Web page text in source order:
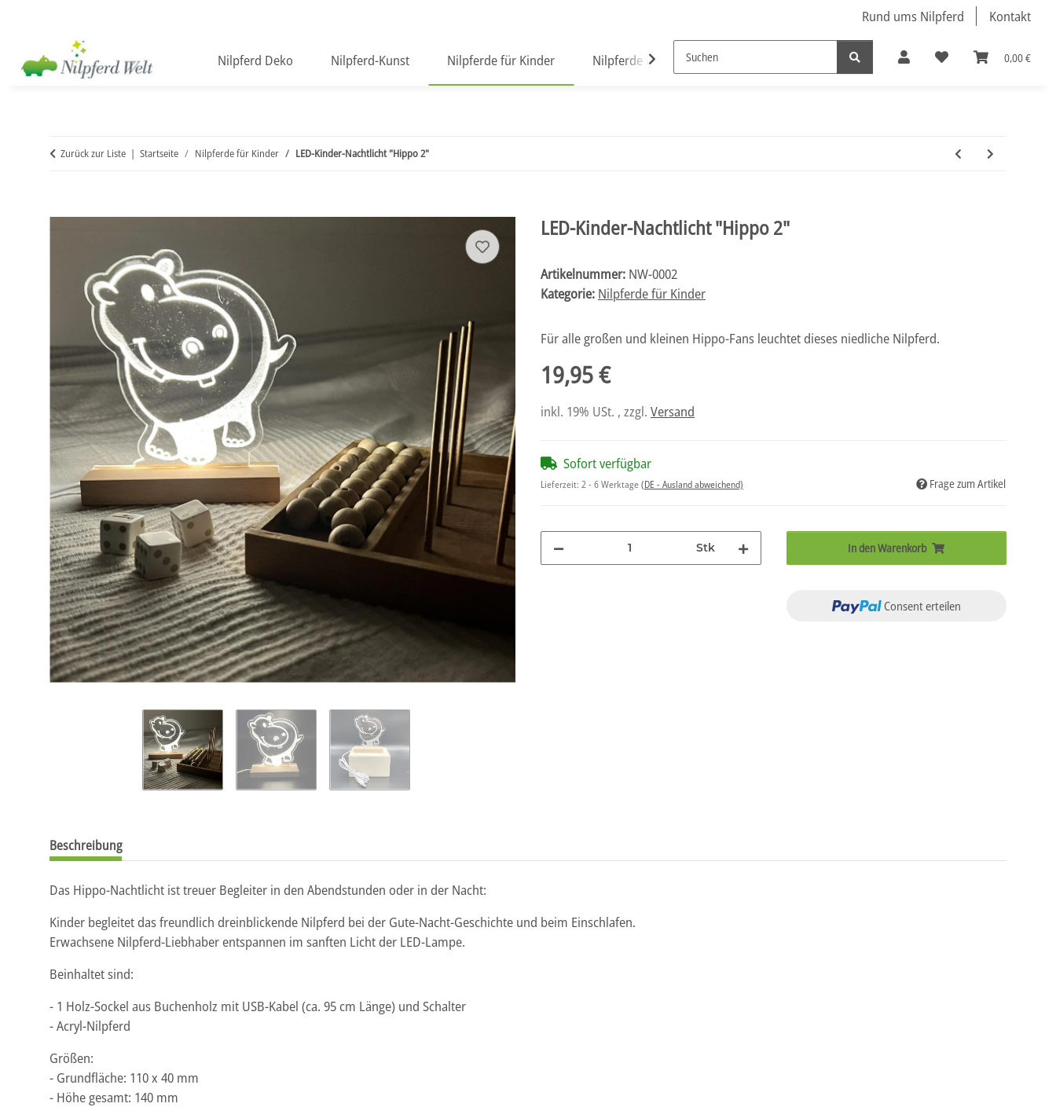
Rund ums Nilpferd Kontakt
0,00 €
Nilpferd Deko Nilpferd-Kunst Nilpferde für Kinder Nilpferde in Plüsch
Zurück zur Liste Startseite Nilpferde für Kinder LED-Kinder-Nachtlicht "Hippo 2"
LED-Kinder-Nachtlicht "Hippo 2"
Artikelnummer: NW-0002
Kategorie: Nilpferde für Kinder
Für alle großen und kleinen Hippo-Fans leuchtet dieses niedliche Nilpferd.
19,95 €
inkl. 19% USt. , zzgl. Versand
Sofort verfügbar
Lieferzeit: 2 - 6 Werktage(DE - Ausland abweichend) Frage zum Artikel
Stk In den Warenkorb
Consent erteilen
Beschreibung
Das Hippo-Nachtlicht ist treuer Begleiter in den Abendstunden oder in der Nacht:
Kinder begleitet das freundlich dreinblickende Nilpferd bei der Gute-Nacht-Geschichte und beim Einschlafen.
Erwachsene Nilpferd-Liebhaber entspannen im sanften Licht der LED-Lampe.
Beinhaltet sind:
- 1 Holz-Sockel aus Buchenholz mit USB-Kabel (ca. 95 cm Länge) und Schalter
- Acryl-Nilpferd
Größen:
- Grundfläche: 110 x 40 mm
- Höhe gesamt: 140 mm